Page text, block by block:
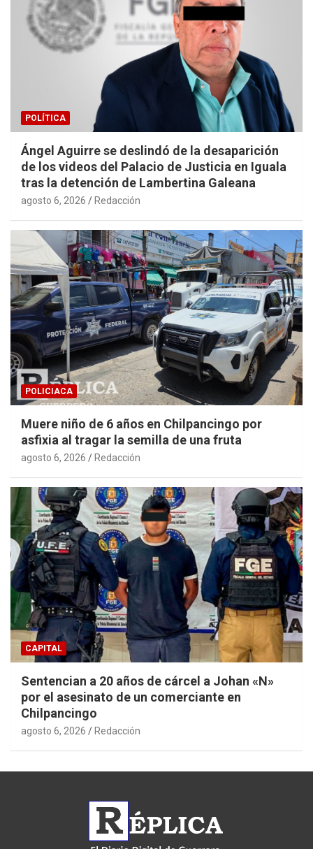
POLÍTICA
Ángel Aguirre se deslindó de la desaparición
de los videos del Palacio de Justicia en Iguala
tras la detención de Lambertina Galeana
agosto 6, 2026 Redacción
POLICIACA
Muere niño de 6 años en Chilpancingo por
asfixia al tragar la semilla de una fruta
agosto 6, 2026 Redacción
CAPITAL
Sentencian a 20 años de cárcel a Johan «N»
por el asesinato de un comerciante en
Chilpancingo
agosto 6, 2026 Redacción